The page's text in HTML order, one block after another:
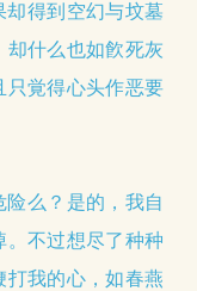
得到空幻与坟墓
却什么也如飮死灰
只覚得心头作恶要
么？是的，我自
。不过想尽了种种
我的心，如春燕